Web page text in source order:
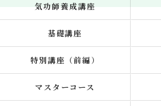
気功師養成講座
基礎講座
特別講座（前編）
マスターコース